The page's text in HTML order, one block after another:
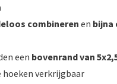
combineren en bijna
een bovenrand van
hoeken verkrijgbaar